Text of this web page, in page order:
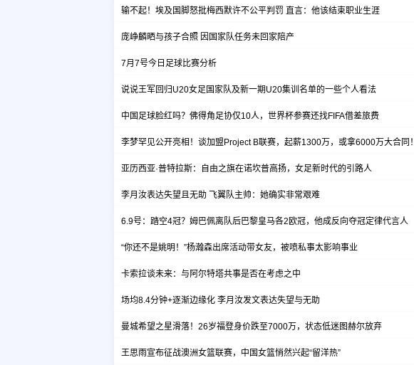
输不起！埃及国脚怒批梅西默许不公平判罚 直言：他该结束职业生涯
庞峥麟晒与孩子合照 因国家队任务未回家陪产
7月7号今日足球比赛分析
说说王军回归U20女足国家队及新一期U20集训名单的一些个人看法
中国足球脸红吗？佛得角足协仅10人，世界杯参赛还找FIFA借差旅费
李梦罕见公开亮相！谈加盟Project B联赛，起薪1300万，或拿6000万大合同！
亚历西亚·普特拉斯：自由之旗在诺坎普高扬，女足新时代的引路人
李月汝表达失望且无助 飞翼队主帅：她确实非常艰难
6.9号：踏空4冠？姆巴佩离队后巴黎皇马各2欧冠，他成反向夺冠定律代言人
“你还不是姚明！”杨瀚森出席活动带女友，被喷私事太影响事业
卡索拉谈未来：与阿尔特塔共事是否在考虑之中
场均8.4分钟+逐渐边缘化 李月汝发文表达失望与无助
曼城希望之星滑落！26岁福登身价跌至7000万，状态低迷图赫尔放弃
王思雨宣布征战澳洲女篮联赛，中国女篮悄然兴起“留洋热”